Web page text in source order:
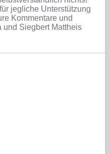
jegliche Unterstützung
Kommentare und
und Siegbert Mattheis